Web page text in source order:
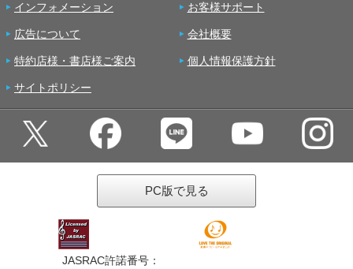
インフォメーション お客様サポート
広告について 会社概要
特約店様・書店様ご案内 個人情報保護方針
サイトポリシー
PC版で見る
JASRAC許諾番号：